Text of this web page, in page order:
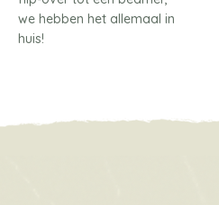
we hebben het allemaal in
huis!